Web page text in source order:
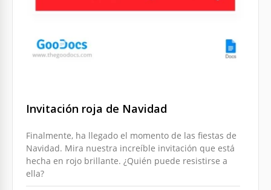
Invitación roja de Navidad
Finalmente, ha llegado el momento de las fiestas de
Navidad. Mira nuestra increíble invitación que está
hecha en rojo brillante. ¿Quién puede resistirse a
ella?